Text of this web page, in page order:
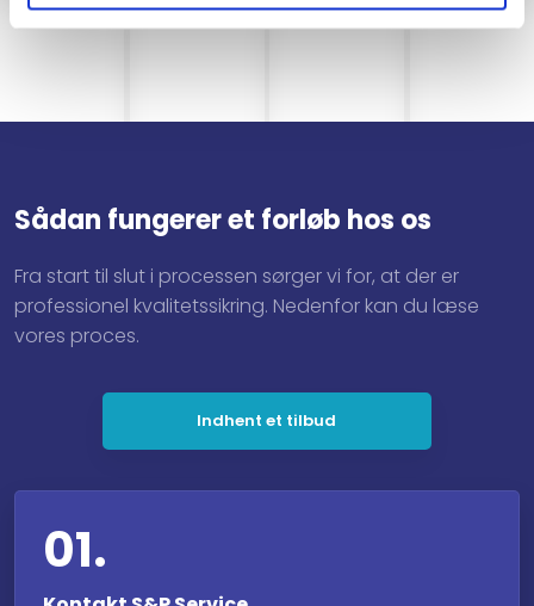
Sådan fungerer et forløb hos os
Fra start til slut i processen sørger vi for, at der er
professionel kvalitetssikring. ​Nedenfor kan du læse
vores proces.
Indhent et tilbud
01.